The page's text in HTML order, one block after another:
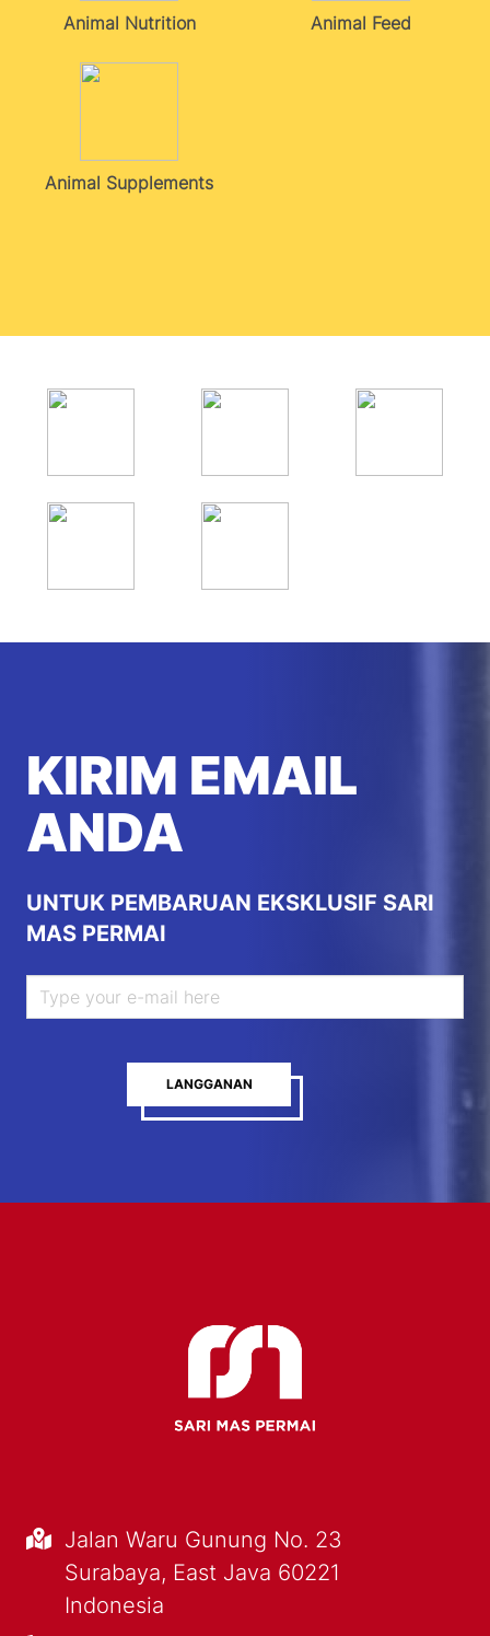
Animal Nutrition Animal Feed
Animal Supplements
KIRIM EMAIL
ANDA
UNTUK PEMBARUAN EKSKLUSIF SARI
MAS PERMAI
LANGGANAN
Jalan Waru Gunung No. 23
Surabaya, East Java 60221
Indonesia